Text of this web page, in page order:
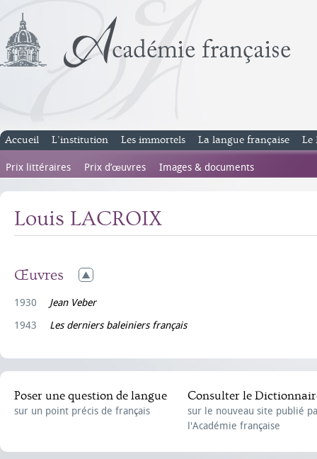
Accueil L’institution Les immortels La langue française Le
Prix littéraires Prix d’œuvres Images & documents
Louis LACROIX
Œuvres
1930
Jean Veber
1943
Les derniers baleiniers français
Poser une question de langue
sur un point précis de français
Consulter le
sur le nouveau site publié
l'Académie française